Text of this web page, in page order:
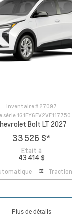
Inventaire # 27097
série 1G1FY6EV2VF117750
Bolt LT 2027
33 526 $*
Etait à
43 414 $
Traction
Plus de détails